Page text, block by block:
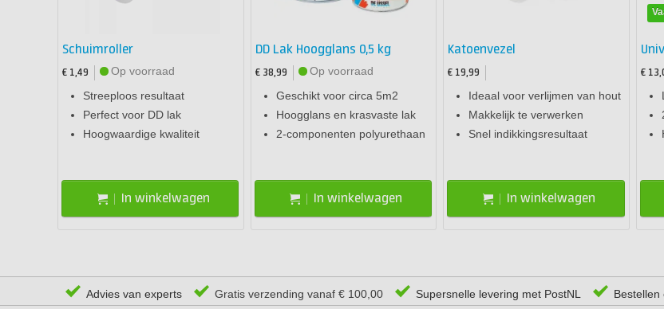
Schuimroller
€ 1,49
Op voorraad
Streeploos resultaat
Perfect voor DD lak
Hoogwaardige kwaliteit
In winkelwagen
DD Lak Hoogglans 0,5 kg
€ 38,99
Op voorraad
Geschikt voor circa 5m2
Hoogglans en krasvaste lak
2-componenten polyurethaan
In winkelwagen
Katoenvezel
€ 19,99
Ideaal voor verlijmen van hout
Makkelijk te verwerken
Snel indikkingsresultaat
In winkelwagen
€
Advies van experts Gratis verzending vanaf € 100,00 Supersnelle levering met PostNL Bestellen